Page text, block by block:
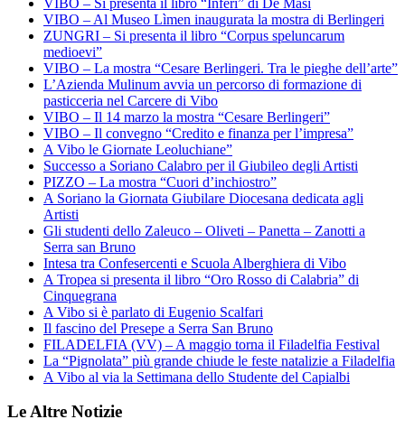
VIBO – Al Museo Lìmen inaugurata la mostra di Berlingeri
ZUNGRI – Si presenta il libro “Corpus speluncarum
medioevi”
VIBO – La mostra “Cesare Berlingeri. Tra le pieghe dell’arte”
L’Azienda Mulinum avvia un percorso di formazione di
pasticceria nel Carcere di Vibo
VIBO – Il 14 marzo la mostra “Cesare Berlingeri”
VIBO – Il convegno “Credito e finanza per l’impresa”
A Vibo le Giornate Leoluchiane”
Successo a Soriano Calabro per il Giubileo degli Artisti
PIZZO – La mostra “Cuori d’inchiostro”
A Soriano la Giornata Giubilare Diocesana dedicata agli
Artisti
Gli studenti dello Zaleuco – Oliveti – Panetta – Zanotti a
Serra san Bruno
Intesa tra Confesercenti e Scuola Alberghiera di Vibo
A Tropea si presenta il libro “Oro Rosso di Calabria” di
Cinquegrana
A Vibo si è parlato di Eugenio Scalfari
Il fascino del Presepe a Serra San Bruno
FILADELFIA (VV) – A maggio torna il Filadelfia Festival
La “Pignolata” più grande chiude le feste natalizie a Filadelfia
A Vibo al via la Settimana dello Studente del Capialbi
Le Altre Notizie